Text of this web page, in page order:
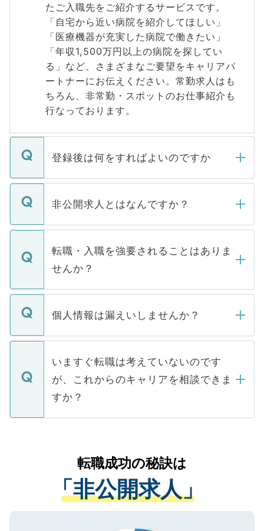
たご入職先をご紹介するサービスです。
「自宅から近い病院を紹介してほしい」
「医療機器が充実した病院で働きたい」
「年収1,500万円以上の病院を探してい
る」など、さまざまなご要望をキャリアパ
ートナーにお伝えください。常勤求人はも
ちろん、非常勤・スポットのお仕事紹介も
行なっております。
登録後は何をすればよいのですか
ご登録いただきましたら、弊社担当者がご
登録内容を確認し、その後メールもしくは
ます。通常、5営業日以内にはご連絡をせて
いただきますので、しばらくお待ちくださ
い。
非公開求人とはなんですか？
マイナビDOCTORで取り扱っている求人の
うち約3割は、Webサイトからご覧いただ
けない「非公開求人」です。非公開求人は
下記の理由によって、一般には公開してい
ません。
■応募殺到を避けるため 人気のある医療機
関を公にしてしまうと、応募が殺到する場
に、医療機関が求める条件に合った人材の
みを人材紹介会社に依頼するケースが増え
ています。
転職・入職を強要されることはありま
せんか？
転職・入職を強要することは一切ありませ
ん。また、仮に応募先から内定をいただい
定を承諾する必要はありません。内定先へ
の辞退の連絡はキャリアパートナーが行い
ますので、ご安心ください。
個人情報は漏えいしませんか？
個人情報が漏えいすることはありませんの
で、ご安心ください。当サイトからの登録
などで収集したご登録者様の個人情報は、
ご本人のキャリアアップおよび転職活動の
支援を目的に使用いたします。お預かりし
ているすべての個人データはご本人の許可
は、個人情報の取り扱いについての厳密な
管理基準を満たした事業者のみに付与され
る、プライバシーマークを取得済みです。
ご登録いただいた個人情報は、SSL（デー
いますぐ転職は考えていないのです
が、これからのキャリアを相談できま
すか？
かがいして、現在の医療機関の状況や紹介
経験をまじえながら、適切なアドバイスを
させていただきます。すぐにご転職をされ
ない方には、長期的なサポートが可能です
ので、まずはご登録ください。
転職成功の秘訣は
「非公開求人」